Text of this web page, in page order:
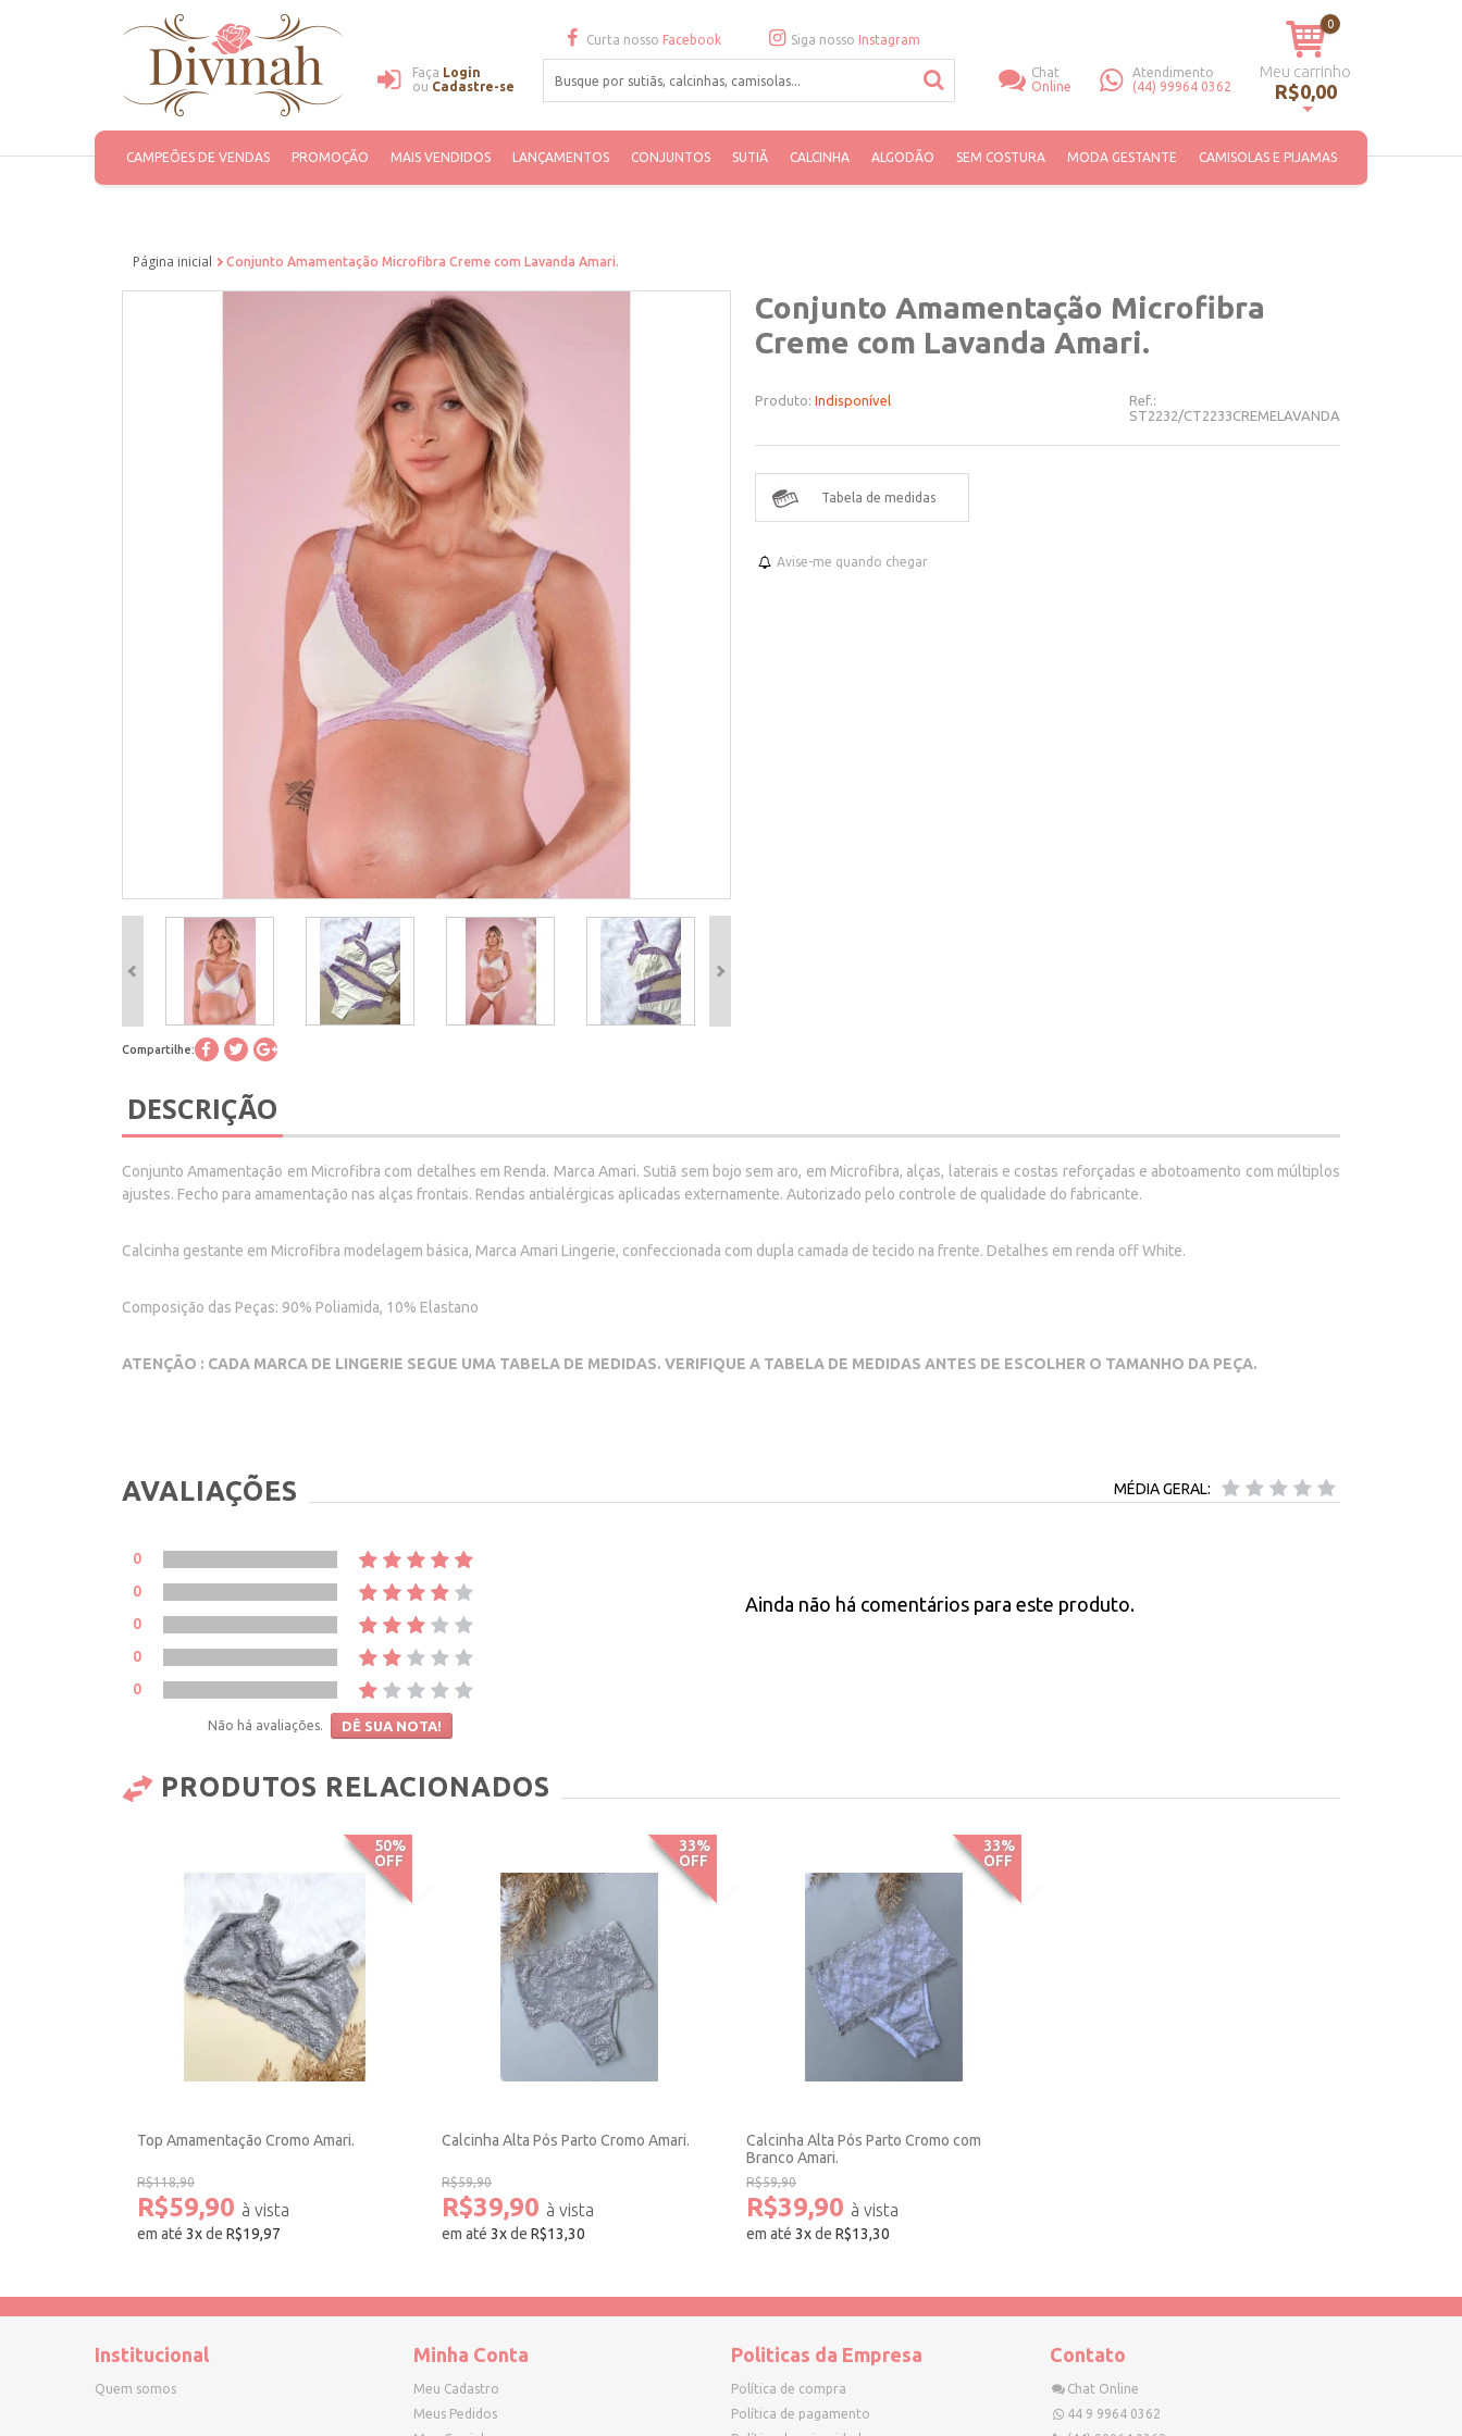
Faça Login
ou Cadastre-se
Curta nosso Facebook Siga nosso Instagram
Chat
Online
Atendimento
(44) 99964 0362
0
Meu carrinho
R$0,00
CAMPEÕES DE VENDAS PROMOÇÃO MAIS VENDIDOS LANÇAMENTOS CONJUNTOS SUTIÃ CALCINHA ALGODÃO SEM COSTURA MODA GESTANTE CAMISOLAS E PIJAMAS
Página inicial Conjunto Amamentação Microfibra Creme com Lavanda Amari.
Compartilhe:
Conjunto Amamentação Microfibra
Creme com Lavanda Amari.
Produto: Indisponível
Ref.:
ST2232/CT2233CREMELAVANDA
Tabela de medidas
Avise-me quando chegar
DESCRIÇÃO
Conjunto Amamentação em Microfibra com detalhes em Renda. Marca Amari. Sutiã sem bojo sem aro, em Microfibra, alças, laterais e costas reforçadas e abotoamento com múltiplos
ajustes. Fecho para amamentação nas alças frontais. Rendas antialérgicas aplicadas externamente. Autorizado pelo controle de qualidade do fabricante.
Calcinha gestante em Microfibra modelagem básica, Marca Amari Lingerie, confeccionada com dupla camada de tecido na frente. Detalhes em renda off White.
Composição das Peças: 90% Poliamida, 10% Elastano
ATENÇÃO : CADA MARCA DE LINGERIE SEGUE UMA TABELA DE MEDIDAS. VERIFIQUE A TABELA DE MEDIDAS ANTES DE ESCOLHER O TAMANHO DA PEÇA.
AVALIAÇÕES MÉDIA GERAL:
Ainda não há comentários para este produto.
0
0
0
0
0
Não há avaliações. DÊ SUA NOTA!
PRODUTOS RELACIONADOS
50%
OFF
Top Amamentação Cromo Amari.
R$118,90
R$59,90
em até 3xde R$19,97
33%
OFF
Calcinha Alta Pós Parto Cromo Amari.
R$59,90
R$39,90
em até 3xde R$13,30
33%
OFF
Calcinha Alta Pós Parto Cromo com
Branco Amari.
R$59,90
R$39,90
em até 3xde R$13,30
Institucional
Quem somos
Minha Conta
Meu Cadastro
Meus Pedidos
Politicas da Empresa
Política de compra
Política de pagamento
Contato
Chat Online
44 9 9964 0362